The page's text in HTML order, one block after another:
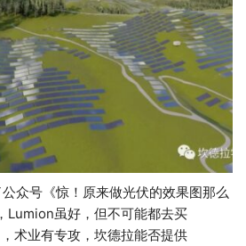
众号《惊！原来做光伏的效果图那么
Lumion虽好，但不可能都去买
术业有专攻，坎德拉能否提供